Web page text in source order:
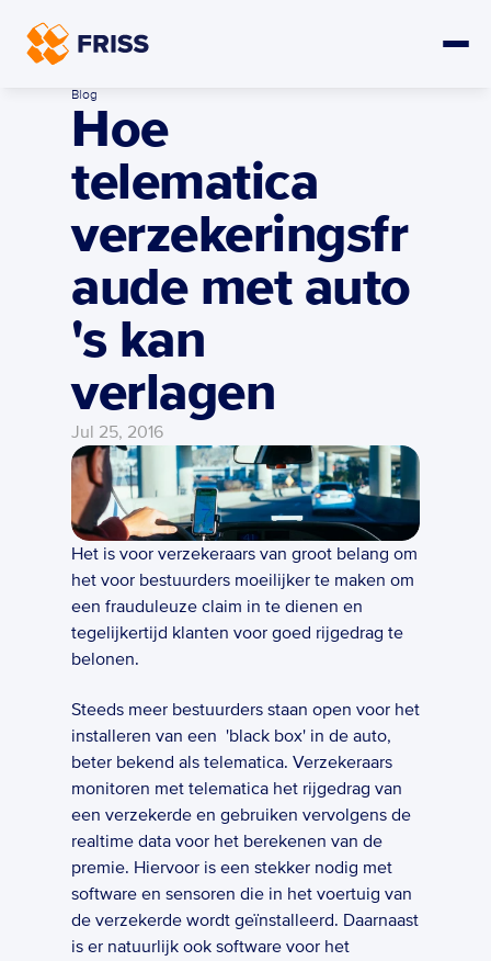
Blog
Hoe
telematica
verzekeringsfr
aude met auto
's kan
verlagen
Jul 25, 2016
Het is voor verzekeraars van groot belang om
het voor bestuurders moeilijker te maken om
een frauduleuze claim in te dienen en
tegelijkertijd klanten voor goed rijgedrag te
belonen.
Steeds meer bestuurders staan open voor het
installeren van een  'black box' in de auto,
beter bekend als telematica. Verzekeraars
monitoren met telematica het rijgedrag van
een verzekerde en gebruiken vervolgens de
realtime data voor het berekenen van de
premie. Hiervoor is een stekker nodig met
software en sensoren die in het voertuig van
de verzekerde wordt geïnstalleerd. Daarnaast
is er natuurlijk ook software voor het